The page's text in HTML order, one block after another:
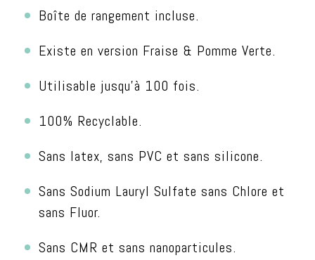
Boîte de rangement incluse.
Existe en version Fraise & Pomme Verte.
Utilisable jusqu’à 100 fois.
100% Recyclable.
Sans latex, sans PVC et sans silicone.
Sans Sodium Lauryl Sulfate sans Chlore et
sans Fluor.
Sans CMR et sans nanoparticules.